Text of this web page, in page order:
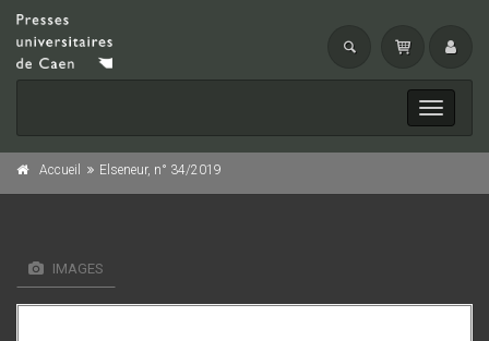
Toggle
Accueil Elseneur, n° 34/2019
IMAGES